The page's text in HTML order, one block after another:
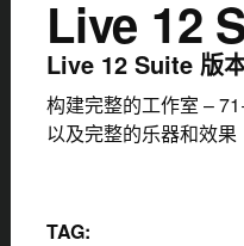
Live 12
Live 12 Suite 版
构建完整的工作室 –
以及完整的乐器和效果
TAG: